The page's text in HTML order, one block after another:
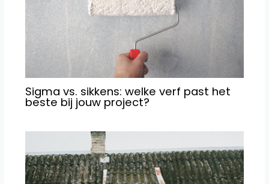
Sigma vs. sikkens: welke verf past het
beste bij jouw project?